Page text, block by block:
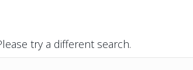
try a different search.